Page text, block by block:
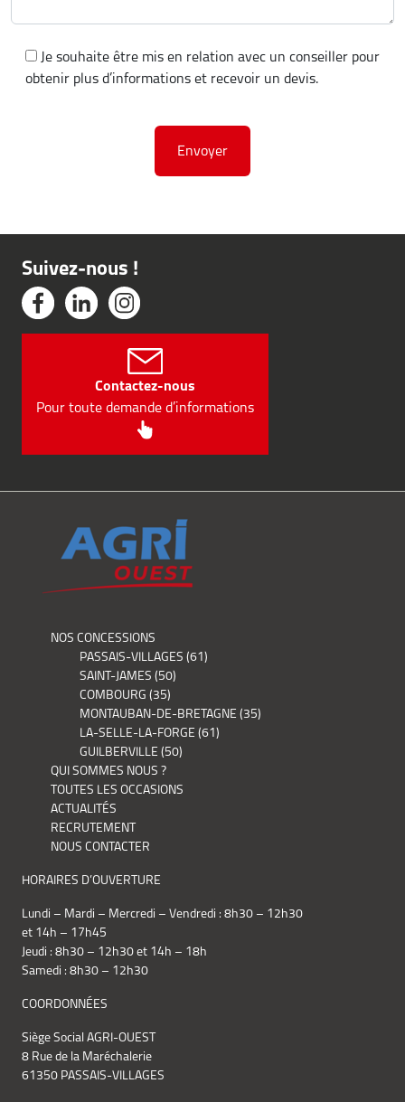
Je souhaite être mis en relation avec un conseiller pour
obtenir plus d’informations et recevoir un devis.
Suivez-nous !
Contactez-nous
Pour toute demande d’informations
NOS CONCESSIONS
PASSAIS-VILLAGES (61)
SAINT-JAMES (50)
COMBOURG (35)
MONTAUBAN-DE-BRETAGNE (35)
LA-SELLE-LA-FORGE (61)
GUILBERVILLE (50)
QUI SOMMES NOUS ?
TOUTES LES OCCASIONS
ACTUALITÉS
RECRUTEMENT
NOUS CONTACTER
HORAIRES D’OUVERTURE
Lundi – Mardi – Mercredi – Vendredi : 8h30 – 12h30
et 14h – 17h45
Jeudi : 8h30 – 12h30 et 14h – 18h
Samedi : 8h30 – 12h30
COORDONNÉES
Siège Social AGRI-OUEST
8 Rue de la Maréchalerie
61350 PASSAIS-VILLAGES